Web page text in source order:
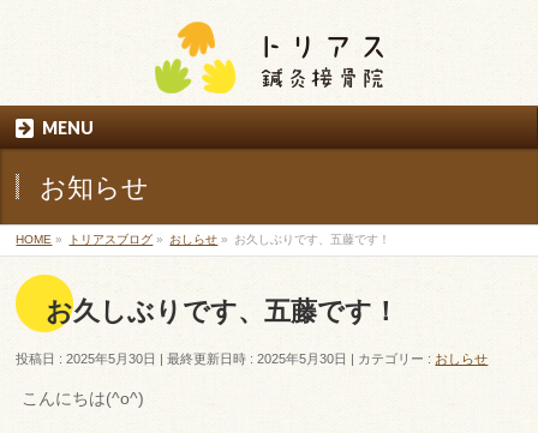
MENU
お知らせ
HOME » トリアスブログ » おしらせ » お久しぶりです、五藤です！
お久しぶりです、五藤です！
投稿日 : 2025年5月30日 最終更新日時 : 2025年5月30日 カテゴリー : おしらせ
こんにちは(^o^)